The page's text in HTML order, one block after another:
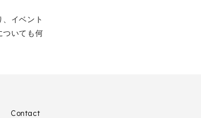
イベント
ついても何
Contact